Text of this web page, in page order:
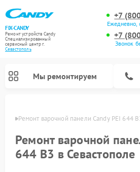
FIX-CANDY
Ремонт устройств Candy
Специализированный
cервисный центр г.
Севастополь
+7
+7
Звонок
Мы ремонтируем
Ремонт варочной панели Candy PEI 644
Ремонт варочной
644 B3 в Севастополе